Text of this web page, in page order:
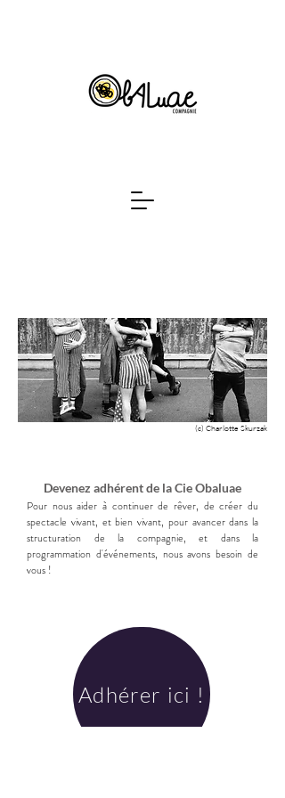
(c) Charlotte Skurzak
Devenez adhérent de la Cie Obaluae
Pour nous aider à continuer de rêver, de créer du
spectacle vivant, et bien vivant, pour avancer dans la
structuration de la compagnie, et dans la
programmation d'événements, nous avons besoin de
vous !
Adhérer ici !